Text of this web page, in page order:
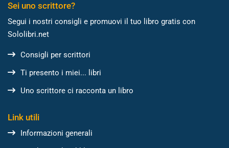
Sei uno scrittore?
Segui i nostri consigli e promuovi il tuo libro gratis con
Sololibri.net
Consigli per scrittori
Ti presento i miei... libri
Uno scrittore ci racconta un libro
Link utili
Informazioni generali